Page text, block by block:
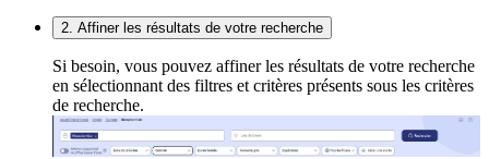
2. Affiner les résultats de votre recherche
Si besoin, vous pouvez affiner les résultats de votre recherche
en sélectionnant des filtres et critères présents sous les critères
de recherche.